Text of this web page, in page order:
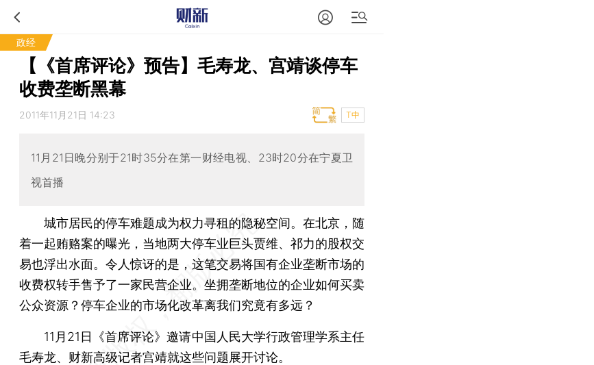
政经
【《首席评论》预告】毛寿龙、宫靖谈停车
收费垄断黑幕
2011年11月21日 14:23 T中
11月21日晚分别于21时35分在第一财经电视、23时20分在宁夏卫
视首播
城市居民的停车难题成为权力寻租的隐秘空间。在北京，随
着一起贿赂案的曝光，当地两大停车业巨头贾维、祁力的股权交
易也浮出水面。令人惊讶的是，这笔交易将国有企业垄断市场的
收费权转手售予了一家民营企业。坐拥垄断地位的企业如何买卖
公众资源？停车企业的市场化改革离我们究竟有多远？
11月21日《首席评论》邀请中国人民大学行政管理学系主任
毛寿龙、财新高级记者宫靖就这些问题展开讨论。